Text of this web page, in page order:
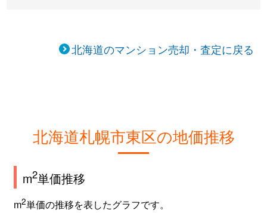
北海道のマンション売却・査定に戻る
北海道札幌市東区の地価推移
m2単価推移
m2単価の推移を表したグラフです。